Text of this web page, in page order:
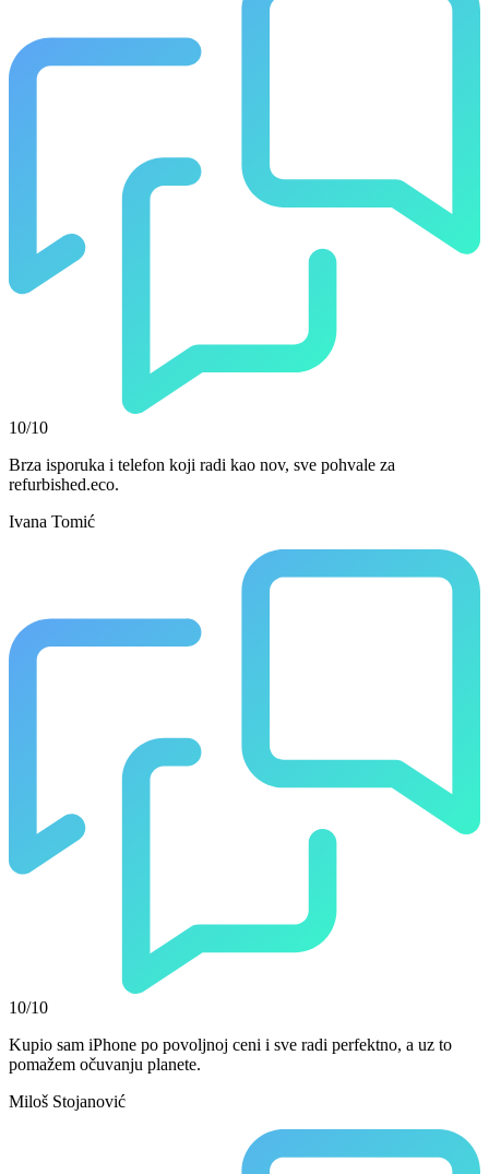
10/10
Brza isporuka i telefon koji radi kao nov, sve pohvale za
refurbished.eco.
Ivana Tomić
10/10
Kupio sam iPhone po povoljnoj ceni i sve radi perfektno, a uz to
pomažem očuvanju planete.
Miloš Stojanović